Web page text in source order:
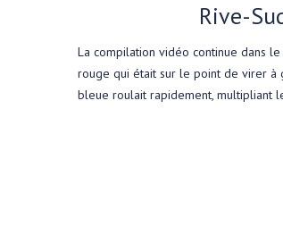
Rive-
La compilation vidéo continue dans
rouge qui était sur le point de virer à
bleue roulait rapidement, multipliant